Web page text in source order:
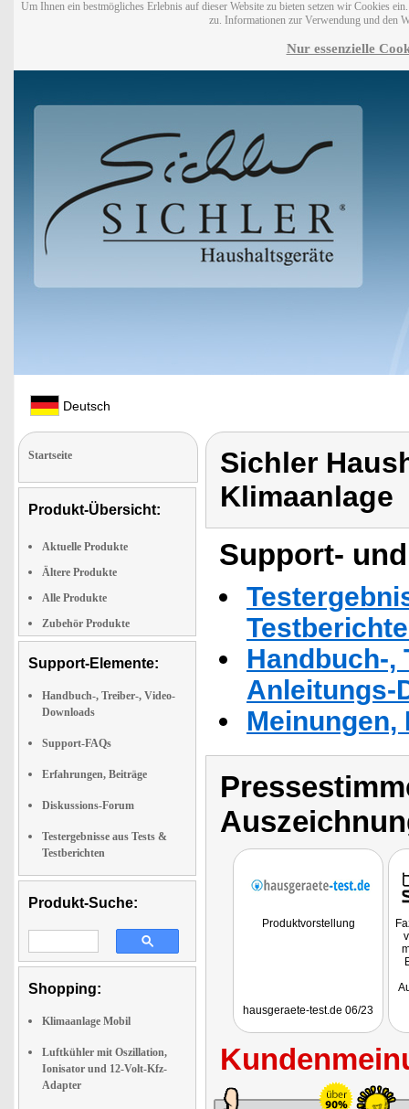
Um Ihnen ein bestmögliches Erlebnis auf dieser Website zu bieten setzen wir Cookies
zu. Informationen zur Verwendung und den
Nur essenzielle
Deutsch
Startseite
Produkt-Übersicht:
Aktuelle Produkte
Ältere Produkte
Alle Produkte
Zubehör Produkte
Support-Elemente:
Handbuch-, Treiber-, Video-
Downloads
Support-FAQs
Erfahrungen, Beiträge
Diskussions-Forum
Testergebnisse aus Tests &
Testberichten
Produkt-Suche:
Shopping:
Klimaanlage Mobil
Luftkühler mit Oszillation,
Ionisator und 12-Volt-Kfz-
Adapter
Sichler
Klimaanlage
Support-
Handbuch-,
Anleitungs-
Produktvorstellung
hausgeraete-test.de 06/23